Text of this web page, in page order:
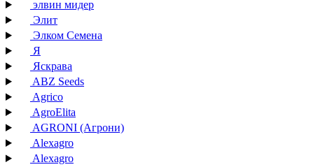
элвин мидер
Элит
Элком Семена
Я
Яскрава
ABZ Seeds
Agrico
AgroElita
AGRONI (Агрони)
Alexagro
Alexagro